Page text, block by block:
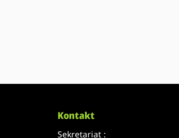
Kontakt
Sekretariat :